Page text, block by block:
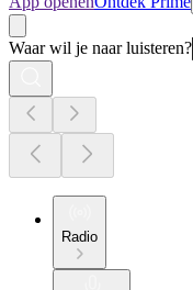
Waar wil je naar luisteren?
Radio